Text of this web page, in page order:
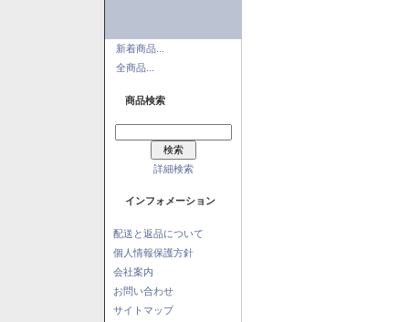
新着商品...
全商品...
商品検索
詳細検索
インフォメーション
配送と返品について
個人情報保護方針
会社案内
お問い合わせ
サイトマップ